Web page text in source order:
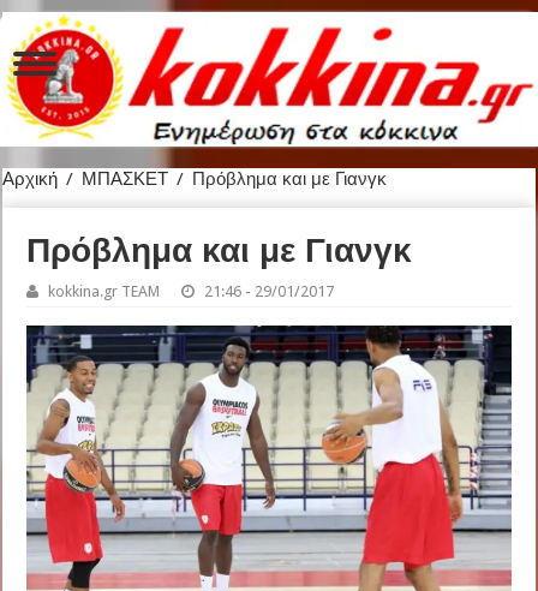
Αρχική / ΜΠΑΣΚΕΤ / Πρόβλημα και με Γιανγκ
Πρόβλημα και με Γιανγκ
kokkina.gr TEAM 21:46 - 29/01/2017